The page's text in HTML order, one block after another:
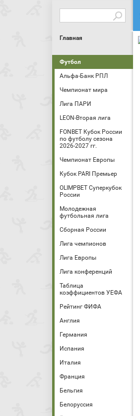
Главная
Футбол
Альфа-Банк РПЛ
Чемпионат мира
Лига ПАРИ
LEON-Вторая лига
FONBET Кубок России
по футболу сезона
2026-2027 гг.
Чемпионат Европы
Кубок PARI Премьер
OLIMPBET Суперкубок
России
Молодежная
футбольная лига
Сборная России
Лига чемпионов
Лига Европы
Лига конференций
Таблица
коэффициентов УЕФА
Рейтинг ФИФА
Англия
Германия
Испания
Италия
Франция
Бельгия
Белоруссия